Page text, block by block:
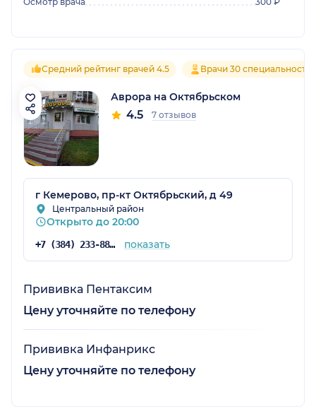
Средний рейтинг врачей 4.5 Врачи 30
Аврора на Октябрьском
4.5 7 отзывов
г Кемерово, пр-кт Октябрьский, д 49
Центральный район
Открыто до 20:00
+7 (384) 233-88-85 показать
Прививка Пентаксим
Цену уточняйте по телефону
Прививка Инфанрикс
Цену уточняйте по телефону